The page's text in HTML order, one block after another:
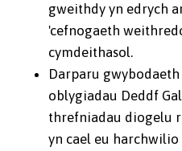
gweithdy yn edrych
'cefnogaeth
cymdeithasol.
Darparu
oblygiadau Deddf
threfniadau diogelu
yn cael eu harchwilio